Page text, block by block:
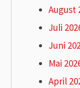
August
Juli
Juni
Mai
April